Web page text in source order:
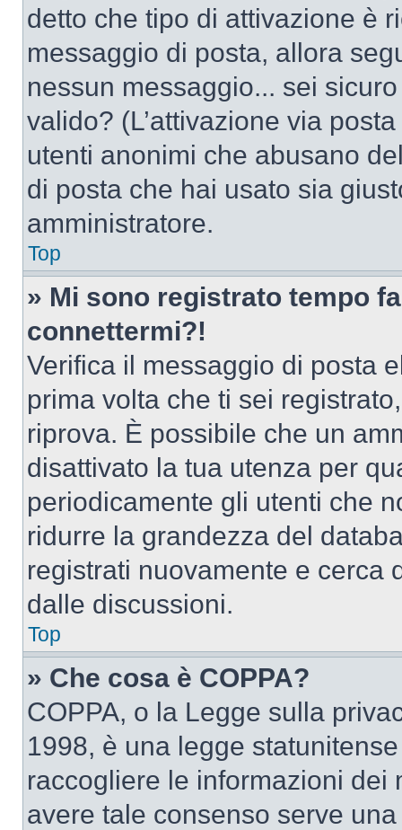
detto che tipo di attivazione è
messaggio di posta, allora
nessun messaggio... sei
valido? (L’attivazione via
utenti anonimi che abusano
di posta che hai usato sia
amministratore.
Top
» Mi sono registrato tempo
connettermi?!
Verifica il messaggio di posta
prima volta che ti sei
riprova. È possibile che un
disattivato la tua utenza per
periodicamente gli utenti che
ridurre la grandezza del
registrati nuovamente e cerca
dalle discussioni.
Top
» Che cosa è COPPA?
COPPA, o la Legge sulla
1998, è una legge
raccogliere le informazioni dei
avere tale consenso serve